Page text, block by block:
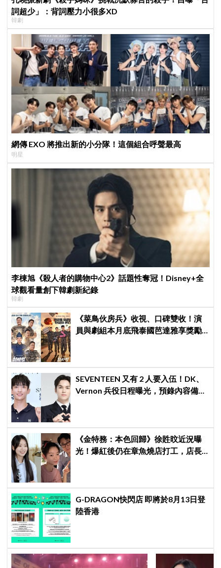
詞超少」：背詞壓力小很多XD
韓劇
網傳 EXO 將推出新的小分隊！這個組合呼聲最高
明星
李棟旭《殺人者的購物中心2》話題性奪冠！Disney+全
球觀看量創下韓劇新紀錄
韓劇
《菜鳥伙房兵》收視、口碑雙收！演
員與劇組本月底飛泰國芭達雅享獎勵
SEVENTEEN 又有 2 人要入伍！DK、
Vernon 兵役日程曝光，預錄內容備齊
《金特務：本色回歸》徐貹旼近況曝
光！爆紅後仍在章魚燒店打工，店長
G-DRAGON快閃店 即將於8月13日登
陸香港